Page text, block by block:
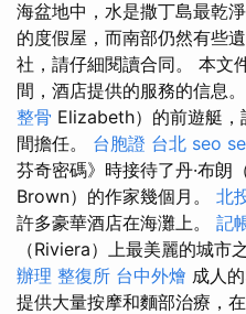
海盆地中，水是撒丁島最乾
的度假屋，而南部仍然有些
社，請仔細閱讀合同。 本文
間，酒店提供的服務的信息
整骨 Elizabeth）的前遊艇
間擔任。 台胞證 台北 seo
芬奇密碼》時接待了丹·布朗
Brown）的作家幾個月。 北
許多豪華酒店在海灘上。 記
（Riviera）上最美麗的城市
辦理 整復所 台中外燴 成人
提供大量按摩和麵部治療，